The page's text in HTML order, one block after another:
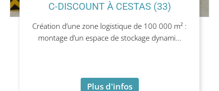
C-DISCOUNT À CESTAS (33)
Création d’une zone logistique de 100 000 m² :
montage d’un espace de stockage dynami...
Plus d'infos